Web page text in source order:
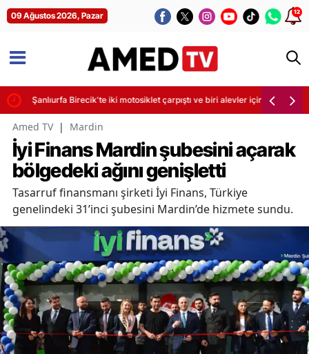
09 Ağustos 2026, Pazar 12
Şanlıurfa Birecik'te iki motosiklet çarpıştı ve biri alevler içinde kaldı
Amed TV | Mardin
İyi Finans Mardin şubesini açarak
bölgedeki ağını genişletti
Tasarruf finansmanı şirketi İyi Finans, Türkiye
genelindeki 31’inci şubesini Mardin’de hizmete sundu.